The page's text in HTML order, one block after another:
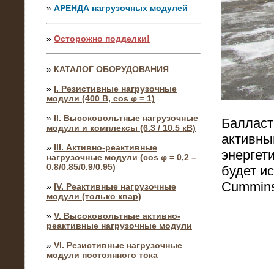
» АРЕНДА нагрузочных модулей
» Осторожно подделки!
» КАТАЛОГ ОБОРУДОВАНИЯ
» I. Резистивные нагрузочные
модули (400 В, cos φ = 1)
» II. Высоковольтные нагрузочные
модули и комплексы (6.3 / 10.5 кВ)
» III. Активно-реактивные
нагрузочные модули (cos φ = 0,2 –
0.8/0.85/0.9/0.95)
» IV. Реактивные нагрузочные
модули (только квар)
» V. Высоковольтные активно-
реактивные нагрузочные модули
» VI. Резистивные нагрузочные
модули постоянного тока
будет